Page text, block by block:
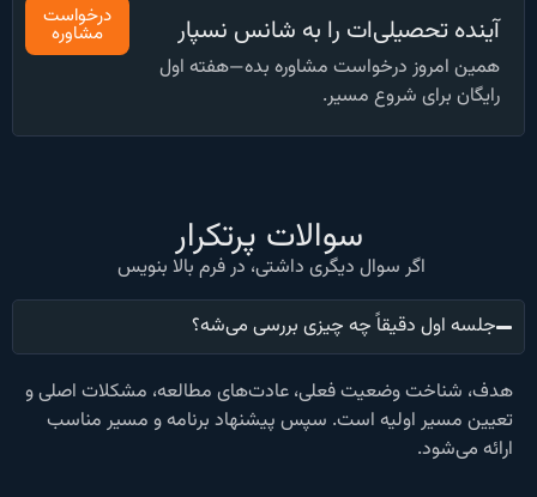
آینده تحصیلی‌ات را به شانس نسپار
همین امروز درخواست مشاوره بده—هفته اول
رایگان برای شروع مسیر.
درخواست
مشاوره
سوالات پرتکرار
اگر سوال دیگری داشتی، در فرم بالا بنویس
جلسه اول دقیقاً چه چیزی بررسی می‌شه؟
هدف، شناخت وضعیت فعلی، عادت‌های مطالعه، مشکلات اصلی و
تعیین مسیر اولیه است. سپس پیشنهاد برنامه و مسیر مناسب
ارائه می‌شود.